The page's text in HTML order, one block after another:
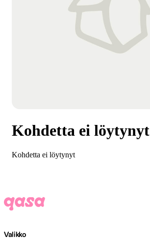
Kohdetta ei löytynyt
Kohdetta ei löytynyt
Valikko